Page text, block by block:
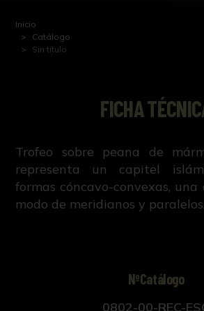
Inicio
Catálogo
Sin título
FICHA
Trofeo sobre peana de
representa un capitel
formas cóncavo-convexas, una
modo de meridianos y paralelos.
NºCatálogo
0802-00-REC-